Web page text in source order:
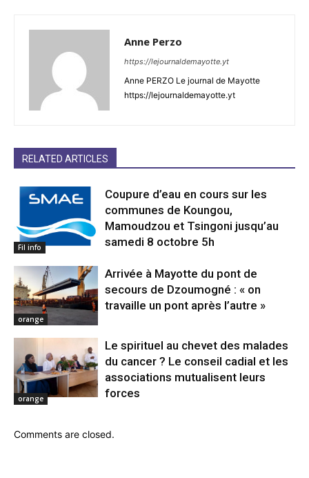
Anne Perzo
https://lejournaldemayotte.yt
Anne PERZO Le journal de Mayotte
https://lejournaldemayotte.yt
RELATED ARTICLES
Fil info
Coupure d’eau en cours sur les
communes de Koungou,
Mamoudzou et Tsingoni jusqu’au
samedi 8 octobre 5h
orange
Arrivée à Mayotte du pont de
secours de Dzoumogné : « on
travaille un pont après l’autre »
orange
Le spirituel au chevet des malades
du cancer ? Le conseil cadial et les
associations mutualisent leurs
forces
Comments are closed.